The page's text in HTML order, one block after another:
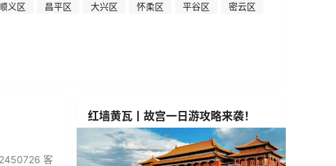
顺义区 昌平区 大兴区 怀柔区 平谷区 密云区
客
红墙黄瓦丨故宫一日游攻略来袭！